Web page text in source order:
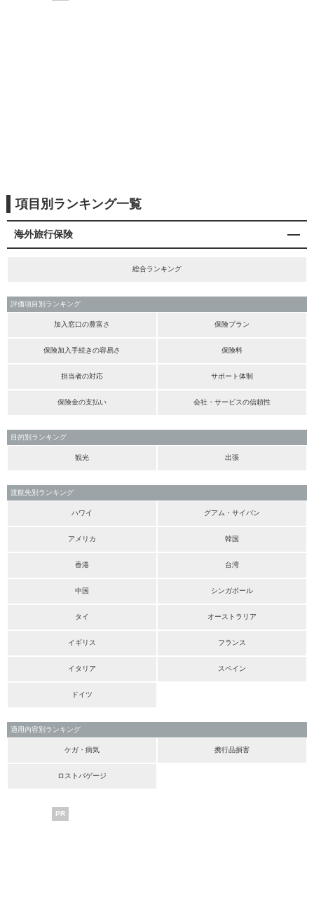
項目別ランキング一覧
海外旅行保険
総合ランキング
評価項目別ランキング
加入窓口の豊富さ 保険プラン
保険加入手続きの容易さ 保険料
担当者の対応 サポート体制
保険金の支払い 会社・サービスの信頼性
目的別ランキング
観光 出張
渡航先別ランキング
ハワイ グアム・サイパン
アメリカ 韓国
香港 台湾
中国 シンガポール
タイ オーストラリア
イギリス フランス
イタリア スペイン
ドイツ
適用内容別ランキング
ケガ・病気 携行品損害
ロストバゲージ
PR